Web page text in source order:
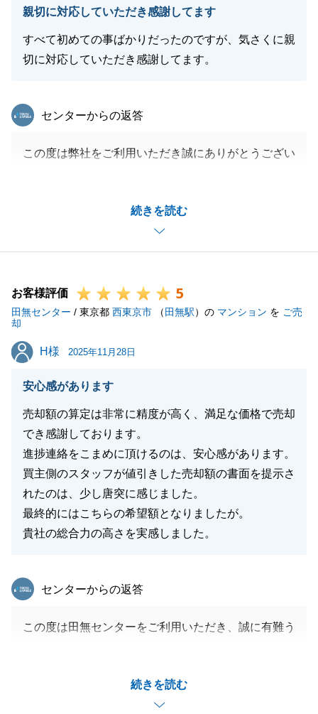
親切に対応していただき感謝してます
すべて初めての事ばかりだったのですが、気さくに親
切に対応していただき感謝してます。
続きを読む
東急リバブル
センターからの返答
この度は弊社をご利用いただき誠にありがとうござい
望に沿ったご提案ができ大変嬉しく思います。
お住いの事で何かありましたらいつでもお気軽にご連
絡くださいませ。
お客様評価 5
田無センター / 東京都 西東京市 （ 田無駅）の マンション を ご売
却
H様
H様 2025年11月28日
安心感があります
売却額の算定は非常に精度が高く、満足な価格で売却
でき感謝しております。
進捗連絡をこまめに頂けるのは、安心感があります。
買主側のスタッフが値引きした売却額の書面を提示さ
れたのは、少し唐突に感じました。
最終的にはこちらの希望額となりましたが。
貴社の総合力の高さを実感しました。
続きを読む
東急リバブル
センターからの返答
この度は田無センターをご利用いただき、誠に有難う
によって無事決済を行うことができました。ありがと